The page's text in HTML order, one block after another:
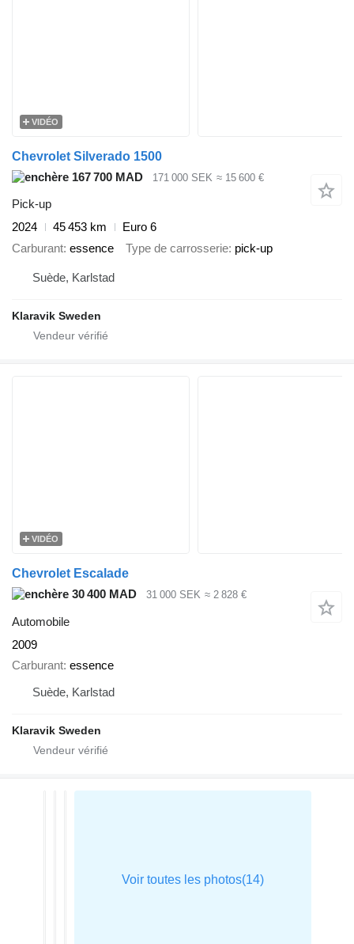
VIDÉO
Chevrolet Silverado 1500
167 700 MAD
171 000 SEK ≈ 15 600 €
Pick-up
2024
45 453 km
Euro 6
Carburant essence Type de carrosserie pick-up
Suède, Karlstad
Klaravik Sweden
VIDÉO
Chevrolet Escalade
30 400 MAD
31 000 SEK ≈ 2 828 €
Automobile
2009
Carburant essence
Suède, Karlstad
Klaravik Sweden